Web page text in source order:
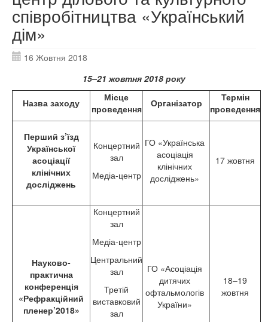
співробітництва «Український
дім»
16 Жовтня 2018
15–21 жовтня 2018 року
Назва заходу
Місце
проведення
Організатор
Термін
проведення
Перший з’їзд
Української
асоціації
клінічних
досліджень
Концертний
зал
Медіа-центр
ГО «Українська
асоціація
клінічних
досліджень»
17 жовтня
Науково-
практична
конференція
«Рефракційний
пленер’2018»
Концертний
зал
Медіа-центр
Центральний
зал
Третій
виставковий
зал
ГО «Асоціація
дитячих
офтальмологів
України»
18–19
жовтня